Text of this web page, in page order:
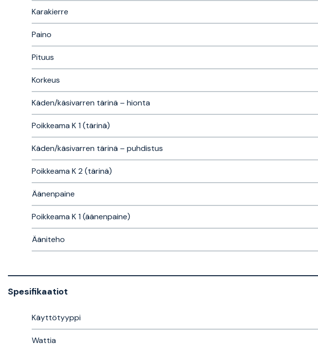
Karakierre
Paino
Pituus
Korkeus
Käden/käsivarren tärinä – hionta
Poikkeama K 1 (tärinä)
Käden/käsivarren tärinä – puhdistus
Poikkeama K 2 (tärinä)
Äänenpaine
Poikkeama K 1 (äänenpaine)
Ääniteho
Spesifikaatiot
Käyttötyyppi
Wattia